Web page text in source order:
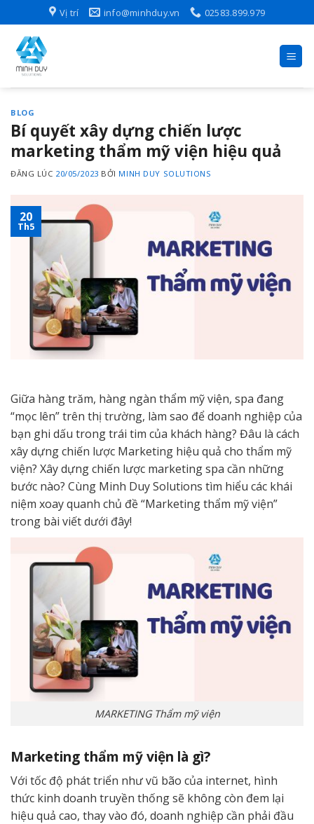
to
content
Vị trí info@minhduy.vn 02583.899.979
BLOG
Bí quyết xây dựng chiến lược
marketing thẩm mỹ viện hiệu quả
ĐĂNG LÚC 20/05/2023 BỞI MINH DUY SOLUTIONS
20
Th5
Giữa hàng trăm, hàng ngàn thẩm mỹ viện, spa đang
“mọc lên” trên thị trường, làm sao để doanh nghiệp của
bạn ghi dấu trong trái tim của khách hàng? Đâu là cách
xây dựng chiến lược Marketing hiệu quả cho thẩm mỹ
viện? Xây dựng chiến lược marketing spa cần những
bước nào? Cùng Minh Duy Solutions tìm hiểu các khái
niệm xoay quanh chủ đề “Marketing thẩm mỹ viện”
trong bài viết dưới đây!
MARKETING Thẩm mỹ viện
Marketing thẩm mỹ viện là gì?
Với tốc độ phát triển như vũ bão của internet, hình
thức kinh doanh truyền thống sẽ không còn đem lại
hiệu quả cao, thay vào đó, doanh nghiệp cần phải đầu